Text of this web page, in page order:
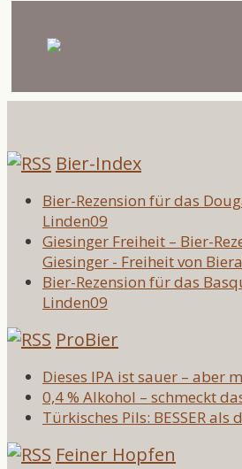
Bier-Index
Bier-Rezension für das
Linden09
Giesinger Freiheit – Bier-
Giesinger - Freiheit von
Bier-Rezension für das
Linden09
ProBier
Dieses IPA ist sauer – aber
0,4 % Alkohol – schmeckt
Türkisches Pils: BESSER als
Feiner Hopfen